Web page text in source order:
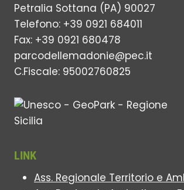
Petralia Sottana (PA) 90027
Telefono: +39 0921 684011
Fax: +39 0921 680478
parcodellemadonie@pec.it
C.Fiscale: 95002760825
LINK
Ass. Regionale Territorio e